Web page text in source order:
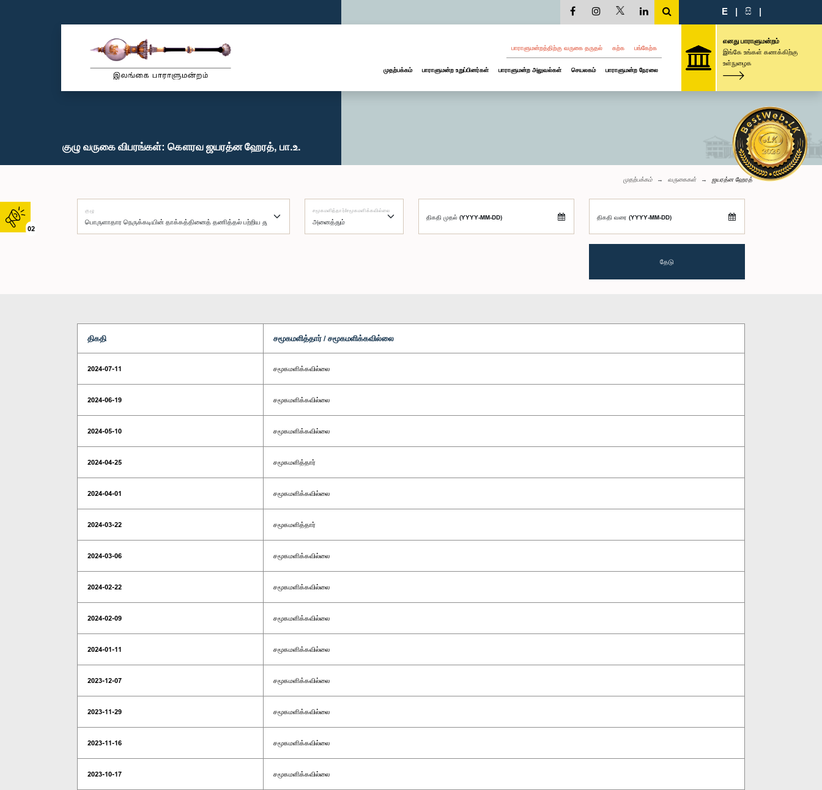
02
E | සි |
பாராளுமன்றத்திற்கு வருகை தருதல் கற்க பங்கேற்க
முதற்பக்கம் பாராளுமன்ற உறுப்பினர்கள் பாராளுமன்ற அலுவல்கள் செயலகம் பாராளுமன்ற நேரலை
எனது பாராளுமன்றம்
இங்கே உங்கள் கணக்கிற்கு
உள்நுழைக
குழு வருகை விபரங்கள்: கௌரவ ஜயரத்ன ஹேரத், பா.உ.
முதற்பக்கம் வருகைகள் ஜயரத்ன ஹேரத்
குழு சமூகமளித்தார்/சமூகமளிக்கவில்லை
திகதி முதல் (YYYY-MM-DD) திகதி வரை (YYYY-MM-DD)
தேடு
திகதி சமூகமளித்தார் / சமூகமளிக்கவில்லை
2024-07-11 சமூகமளிக்கவில்லை
2024-06-19 சமூகமளிக்கவில்லை
2024-05-10 சமூகமளிக்கவில்லை
2024-04-25 சமூகமளித்தார்
2024-04-01 சமூகமளிக்கவில்லை
2024-03-22 சமூகமளித்தார்
2024-03-06 சமூகமளிக்கவில்லை
2024-02-22 சமூகமளிக்கவில்லை
2024-02-09 சமூகமளிக்கவில்லை
2024-01-11 சமூகமளிக்கவில்லை
2023-12-07 சமூகமளிக்கவில்லை
2023-11-29 சமூகமளிக்கவில்லை
2023-11-16 சமூகமளிக்கவில்லை
2023-10-17 சமூகமளிக்கவில்லை